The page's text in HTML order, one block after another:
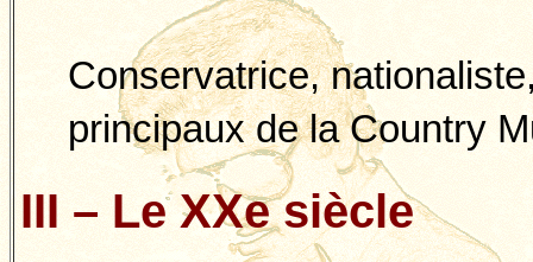
Conservatrice,
principaux de la Country
III – Le XXe siècle